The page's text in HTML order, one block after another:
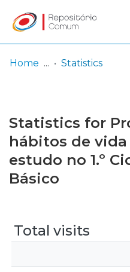
Browse repository
Entities
Log
In
(current)
Home Statistics
Statistics for
hábitos de
estudo no 1.º
Básico
Total visits